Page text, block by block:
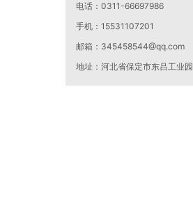
电话：0311-66697986
手机：15531107201
邮箱： 345458544@qq.com
地址：河北省保定市东吕工业园